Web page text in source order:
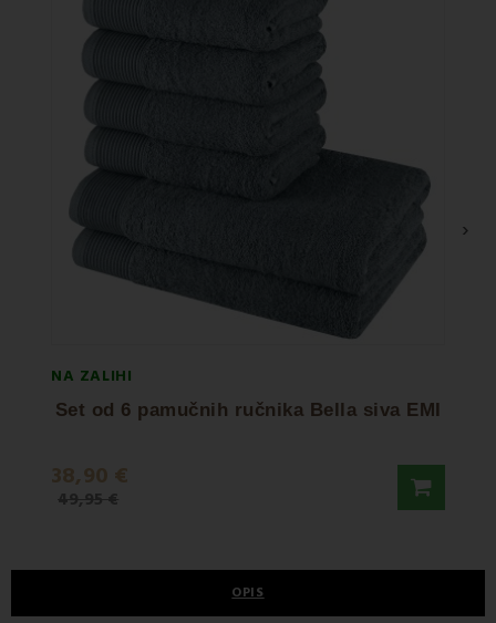
NA ZALIHI
Set od 6 pamučnih ručnika Bella siva EMI
38,90 €
49,95 €
›
OPIS